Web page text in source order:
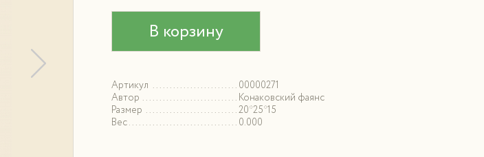
В корзину
Артикул
00000271
Автор
Конаковский фаянс
Размер
20*25*15
Вес
0.000